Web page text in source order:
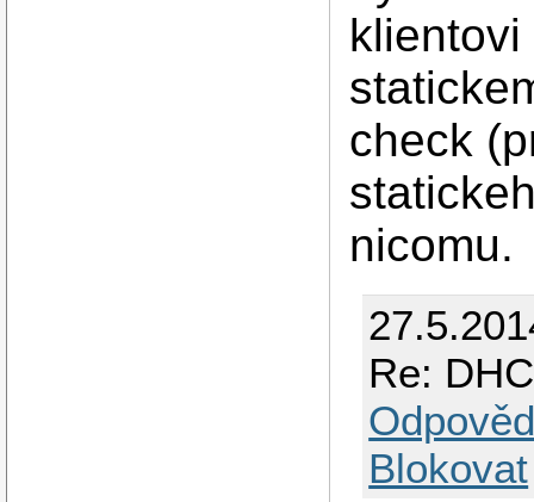
check
nicomu.
Re:
Blokovat